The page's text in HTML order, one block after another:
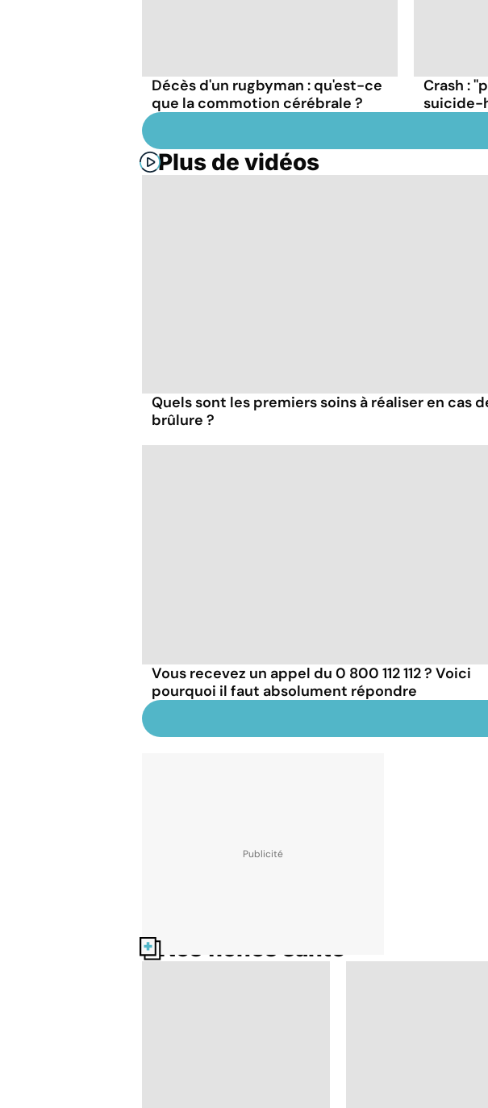
Décès d'un rugbyman : qu'est-ce
que la commotion cérébrale ?
Crash :
suicide-
Plus de vidéos
Quels sont les premiers soins à réaliser en cas
brûlure ?
Vous recevez un appel du 0 800 112 112 ? Voici
pourquoi il faut absolument répondre
Nos fiches santé